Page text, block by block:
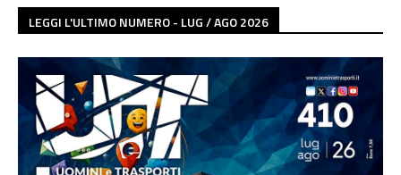
LEGGI L'ULTIMO NUMERO - LUG / AGO 2026